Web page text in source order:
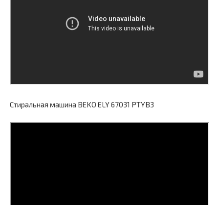
Стиральная машина BEKO ELY 67031 PTYB3